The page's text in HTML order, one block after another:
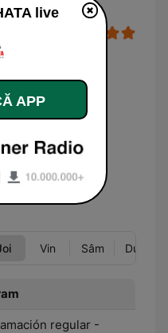
Vin Sâm Dum
regular -
live
APP